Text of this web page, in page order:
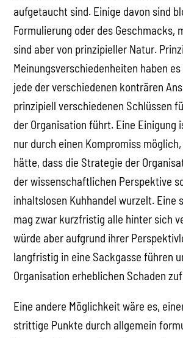
aufgetaucht sind. Einige davon sind
Formulierung oder des Geschmacks,
sind aber von prinzipieller Natur.
Meinungsverschiedenheiten haben
jede der verschiedenen konträren
prinzipiell verschiedenen Schlüssen
der Organisation führt. Eine Einigung
nur durch einen Kompromiss
hätte, dass die Strategie der
der wissenschaftlichen Perspektive
inhaltslosen Kuhhandel wurzelt. Eine
mag zwar kurzfristig alle hinter sich
würde aber aufgrund ihrer
langfristig in eine Sackgasse führen
Organisation erheblichen Schaden
Eine andere Möglichkeit wäre es,
strittige Punkte durch allgemein